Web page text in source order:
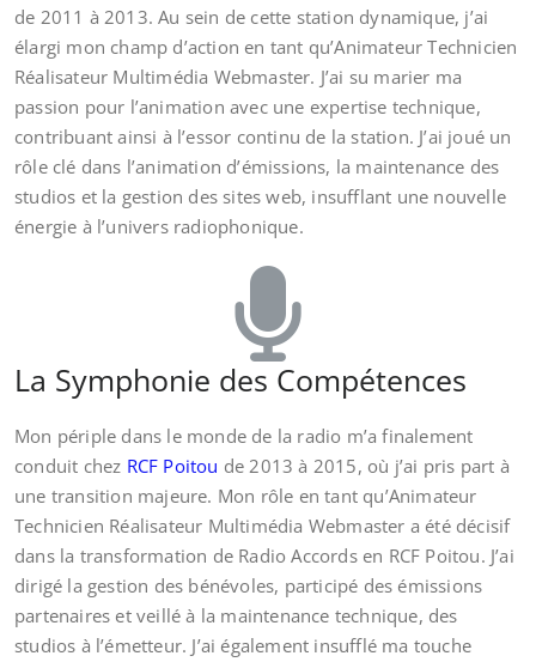
de 2011 à 2013. Au sein de cette station dynamique, j’ai
élargi mon champ d’action en tant qu’Animateur Technicien
Réalisateur Multimédia Webmaster. J’ai su marier ma
passion pour l’animation avec une expertise technique,
contribuant ainsi à l’essor continu de la station. J’ai joué un
rôle clé dans l’animation d’émissions, la maintenance des
studios et la gestion des sites web, insufflant une nouvelle
énergie à l’univers radiophonique.
La Symphonie des Compétences
Mon périple dans le monde de la radio m’a finalement
conduit chez RCF Poitou de 2013 à 2015, où j’ai pris part à
une transition majeure. Mon rôle en tant qu’Animateur
Technicien Réalisateur Multimédia Webmaster a été décisif
dans la transformation de Radio Accords en RCF Poitou. J’ai
dirigé la gestion des bénévoles, participé des émissions
partenaires et veillé à la maintenance technique, des
studios à l’émetteur. J’ai également insufflé ma touche